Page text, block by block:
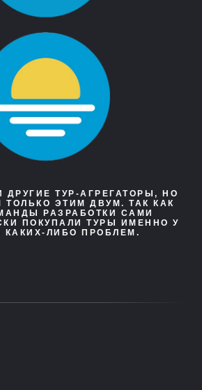
ДРУГИЕ ТУР-АГРЕГАТОРЫ, НО
ЭТИМ ДВУМ. ТАК КАК
РАЗРАБОТКИ САМИ
ПОКУПАЛИ ТУРЫ ИМЕННО У
КАКИХ-ЛИБО ПРОБЛЕМ.